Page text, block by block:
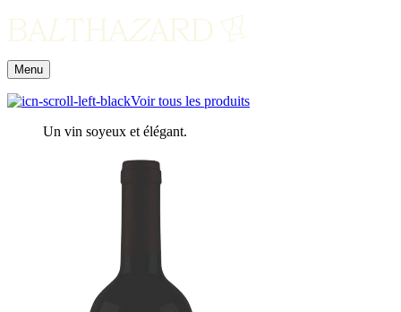
Menu
Voir tous les produits
Un vin soyeux et élégant.